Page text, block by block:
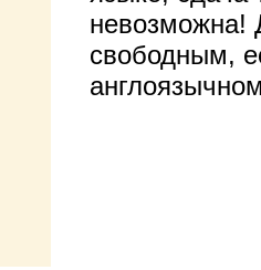
невозможна!
свободным,